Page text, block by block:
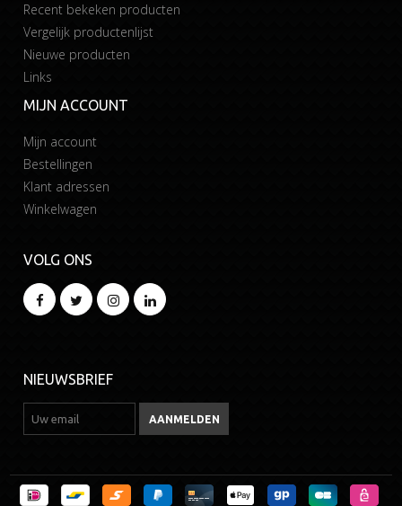
Recent bekeken producten
Vergelijk productenlijst
Nieuwe producten
Links
MIJN ACCOUNT
Mijn account
Bestellingen
Klant adressen
Winkelwagen
VOLG ONS
NIEUWSBRIEF